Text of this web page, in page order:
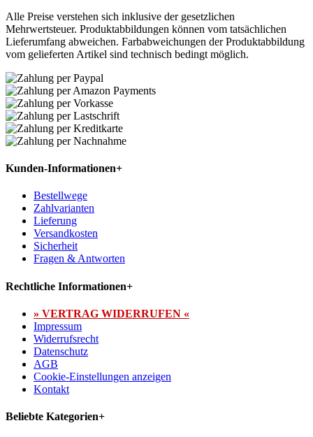
Alle Preise verstehen sich inklusive der gesetzlichen
Mehrwertsteuer. Produktabbildungen können vom tatsächlichen
Lieferumfang abweichen. Farbabweichungen der Produktabbildung
vom gelieferten Artikel sind technisch bedingt möglich.
Kunden-Informationen+
Bestellwege
Zahlvarianten
Lieferung
Versandkosten
Sicherheit
Fragen & Antworten
Rechtliche Informationen+
» VERTRAG WIDERRUFEN «
Impressum
Widerrufsrecht
Datenschutz
AGB
Cookie-Einstellungen anzeigen
Kontakt
Beliebte Kategorien+